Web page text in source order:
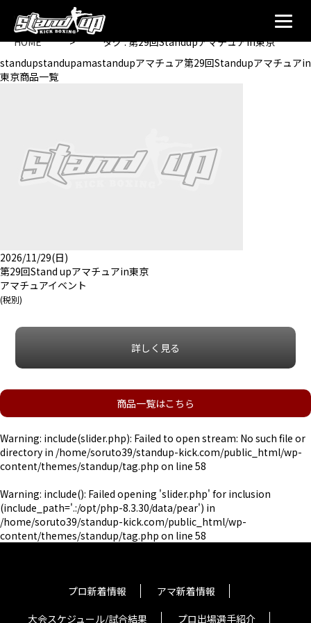
HOME >
タグ : 第29回Standupアマチュアin東京
standupstandupamastandupアマチュア第29回Standupアマチュアin
東京商品一覧
2026/11/29(日)
第29回Stand upアマチュアin東京
アマチュアイベント
(税別)
詳しく見る
商品一覧はこちら
Warning: include(slider.php): Failed to open stream: No such file or
directory in /home/soruto39/standup-kick.com/public_html/wp-
content/themes/standup/tag.php on line 58
Warning: include(): Failed opening 'slider.php' for inclusion
(include_path='.:/opt/php-8.3.30/data/pear') in
/home/soruto39/standup-kick.com/public_html/wp-
content/themes/standup/tag.php on line 58
プロ新着情報
アマ新着情報
大会スケジュール/試合結果
プロ出場選手紹介